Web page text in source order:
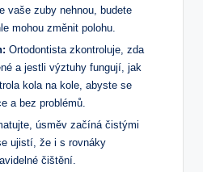
vaše zuby nehnou, budete
mohou změnit polohu.
Ortodontista zkontroluje, zda
a jestli výztuhy fungují, jak
kola na kole, abyste se
a bez problémů.
úsměv začíná čistými
ujistí, že i s rovnáky
čištění.